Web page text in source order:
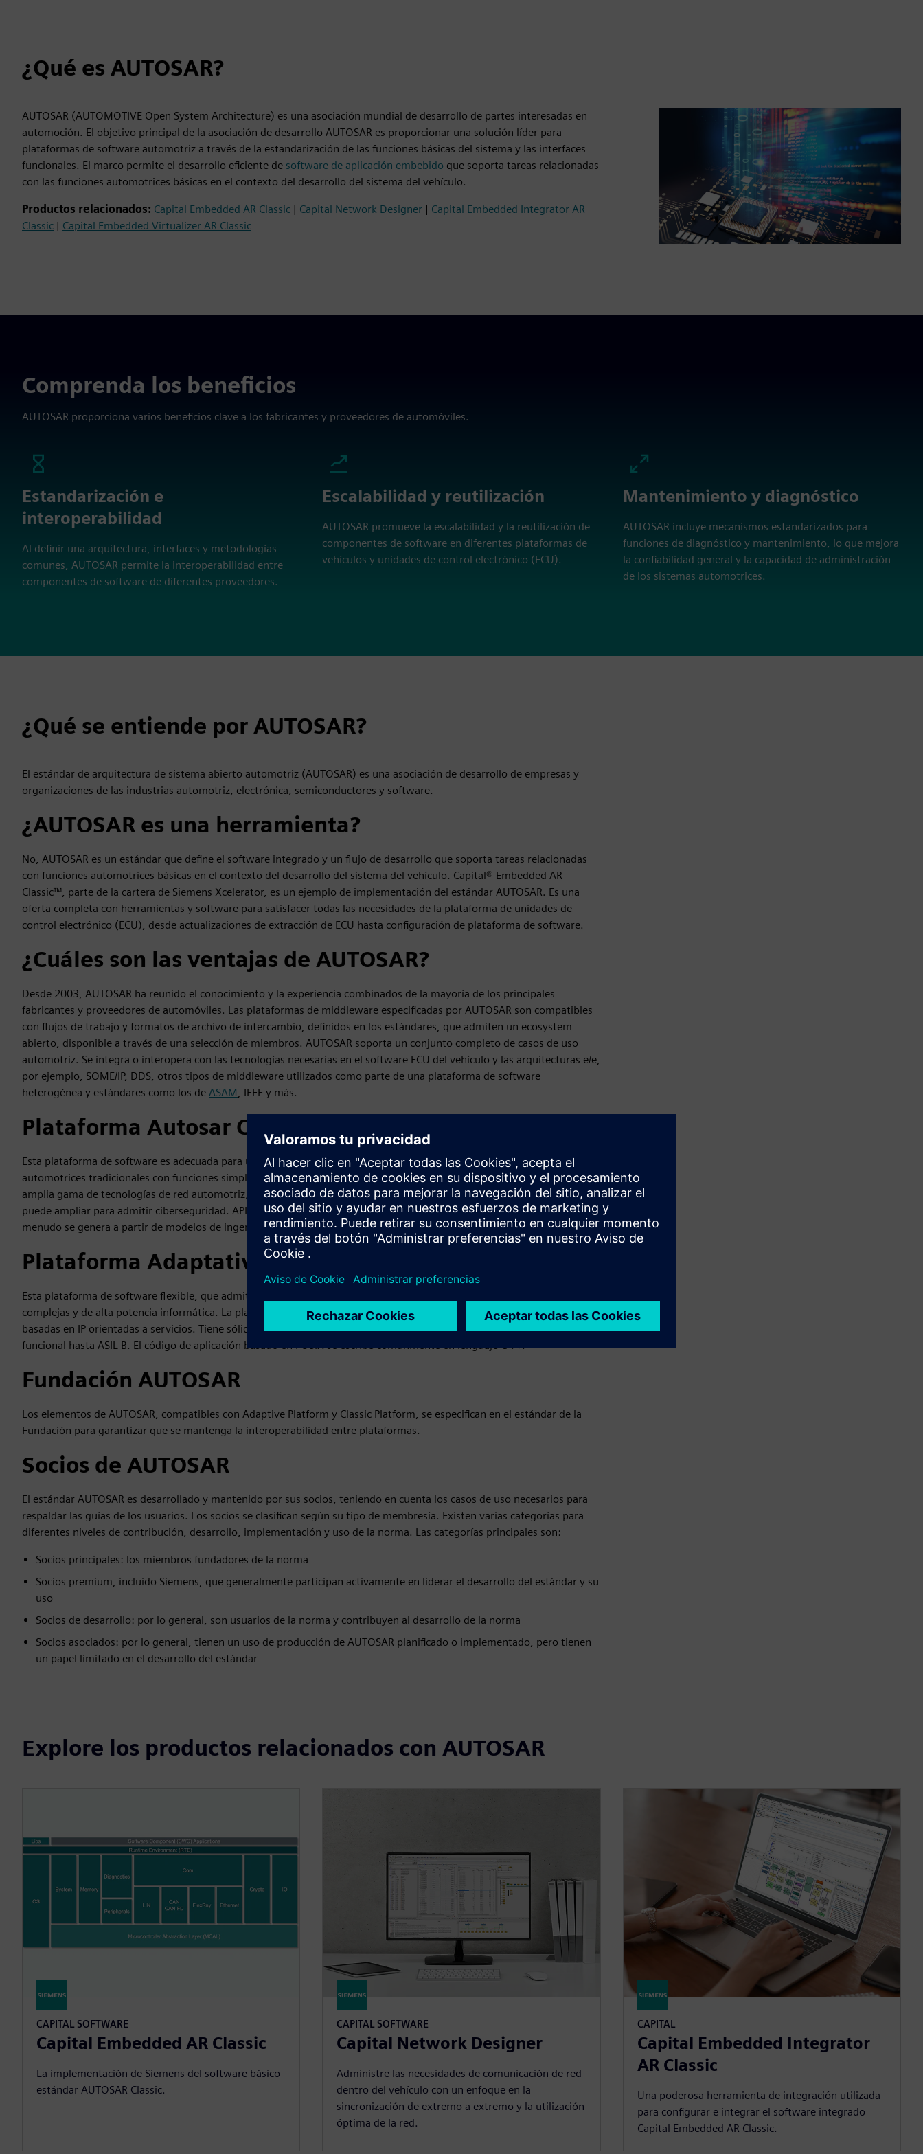
¿Qué es AUTOSAR?
AUTOSAR (AUTOMOTIVE Open System Architecture) es una asociación mundial de desarrollo de partes interesadas en
automoción. El objetivo principal de la asociación de desarrollo AUTOSAR es proporcionar una solución líder para
plataformas de software automotriz a través de la estandarización de las funciones básicas del sistema y las interfaces
funcionales. El marco permite el desarrollo eficiente de software de aplicación embebido que soporta tareas relacionadas
con las funciones automotrices básicas en el contexto del desarrollo del sistema del vehículo.
Productos relacionados: Capital Embedded AR Classic | Capital Network Designer | Capital Embedded Integrator AR
Classic | Capital Embedded Virtualizer AR Classic
Comprenda los beneficios
AUTOSAR proporciona varios beneficios clave a los fabricantes y proveedores de automóviles.
Estandarización e
interoperabilidad
Al definir una arquitectura, interfaces y metodologías
comunes, AUTOSAR permite la interoperabilidad entre
componentes de software de diferentes proveedores.
Escalabilidad y reutilización
AUTOSAR promueve la escalabilidad y la reutilización de
componentes de software en diferentes plataformas de
vehículos y unidades de control electrónico (ECU).
Mantenimiento y diagnóstico
AUTOSAR incluye mecanismos estandarizados para
funciones de diagnóstico y mantenimiento, lo que mejora
la confiabilidad general y la capacidad de administración
de los sistemas automotrices.
¿Qué se entiende por AUTOSAR?
El estándar de arquitectura de sistema abierto automotriz (AUTOSAR) es una asociación de desarrollo de empresas y
organizaciones de las industrias automotriz, electrónica, semiconductores y software.
¿AUTOSAR es una herramienta?
No, AUTOSAR es un estándar que define el software integrado y un flujo de desarrollo que soporta tareas relacionadas
con funciones automotrices básicas en el contexto del desarrollo del sistema del vehículo. Capital® Embedded AR
Classic™, parte de la cartera de Siemens Xcelerator, es un ejemplo de implementación del estándar AUTOSAR. Es una
oferta completa con herramientas y software para satisfacer todas las necesidades de la plataforma de unidades de
control electrónico (ECU), desde actualizaciones de extracción de ECU hasta configuración de plataforma de software.
¿Cuáles son las ventajas de AUTOSAR?
Desde 2003, AUTOSAR ha reunido el conocimiento y la experiencia combinados de la mayoría de los principales
fabricantes y proveedores de automóviles. Las plataformas de middleware especificadas por AUTOSAR son compatibles
con flujos de trabajo y formatos de archivo de intercambio, definidos en los estándares, que admiten un ecosystem
abierto, disponible a través de una selección de miembros. AUTOSAR soporta un conjunto completo de casos de uso
automotriz. Se integra o interopera con las tecnologías necesarias en el software ECU del vehículo y las arquitecturas e/e,
por ejemplo, SOME/IP, DDS, otros tipos de middleware utilizados como parte de una plataforma de software
heterogénea y estándares como los de ASAM, IEEE y más.
Plataforma Autosar Classic
Esta plataforma de software es adecuada para una amplia gama de funciones definidas estáticamente, utilizadas en ECU
automotrices tradicionales con funciones simples o complejas. La arquitectura AUTOSAR Classic Platform admite una
amplia gama de tecnologías de red automotriz, CAN, LIN, FlexRay y Ethernet y seguridad funcional hasta ASIL D. Se
puede ampliar para admitir ciberseguridad. API en C basada en OSEK, código de aplicación, comúnmente C o C ++, a
menudo se genera a partir de modelos de ingeniería de control.
Plataforma Adaptativa AUTOSAR
Esta plataforma de software flexible, que admite funciones y actualizaciones de tipo aplicación, es adecuada para ECUS
complejas y de alta potencia informática. La plataforma adaptativa AUTOSAR admite comunicaciones y arquitecturas
basadas en IP orientadas a servicios. Tiene sólidas capacidades de seguridad cibernética y actualmente admite seguridad
funcional hasta ASIL B. El código de aplicación basado en POSIX se escribe comúnmente en lenguaje C ++.
Fundación AUTOSAR
Los elementos de AUTOSAR, compatibles con Adaptive Platform y Classic Platform, se especifican en el estándar de la
Fundación para garantizar que se mantenga la interoperabilidad entre plataformas.
Socios de AUTOSAR
El estándar AUTOSAR es desarrollado y mantenido por sus socios, teniendo en cuenta los casos de uso necesarios para
respaldar las guías de los usuarios. Los socios se clasifican según su tipo de membresía. Existen varias categorías para
diferentes niveles de contribución, desarrollo, implementación y uso de la norma. Las categorías principales son:
Socios principales: los miembros fundadores de la norma
Socios premium, incluido Siemens, que generalmente participan activamente en liderar el desarrollo del estándar y su
uso
Socios de desarrollo: por lo general, son usuarios de la norma y contribuyen al desarrollo de la norma
Socios asociados: por lo general, tienen un uso de producción de AUTOSAR planificado o implementado, pero tienen
un papel limitado en el desarrollo del estándar
Explore los productos relacionados con AUTOSAR
CAPITAL SOFTWARE
Capital Embedded AR Classic
La implementación de Siemens del software básico
estándar AUTOSAR Classic.
CAPITAL SOFTWARE
Capital Network Designer
Administre las necesidades de comunicación de red
dentro del vehículo con un enfoque en la
sincronización de extremo a extremo y la utilización
óptima de la red.
CAPITAL
Capital Embedded Integrator
AR Classic
Una poderosa herramienta de integración utilizada
para configurar e integrar el software integrado
Capital Embedded AR Classic.